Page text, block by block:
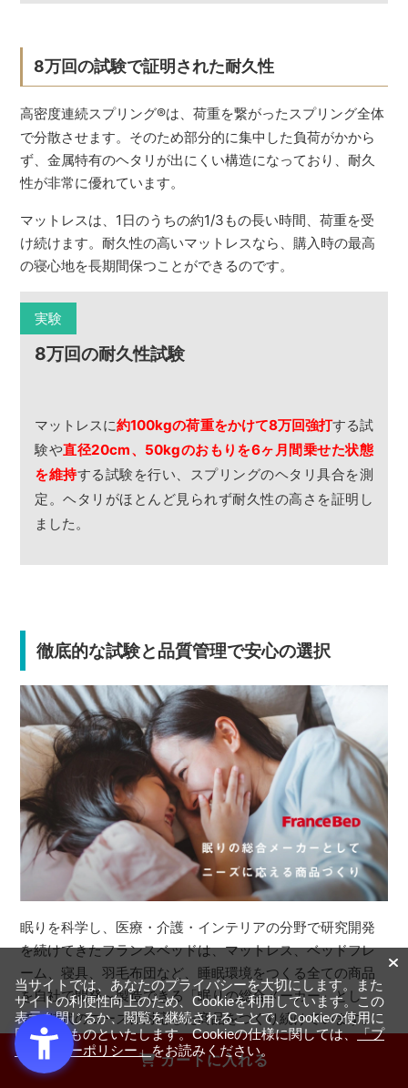
カートに入れる
8万回の試験で証明された耐久性
高密度連続スプリング®は、荷重を繋がったスプリング全体
で分散させます。そのため部分的に集中した負荷がかから
ず、金属特有のヘタリが出にくい構造になっており、耐久
性が非常に優れています。
マットレスは、1日のうちの約1/3もの長い時間、荷重を受
け続けます。耐久性の高いマットレスなら、購入時の最高
の寝心地を長期間保つことができるのです。
実験
8万回の耐久性試験
マットレスに約100kgの荷重をかけて8万回強打する試
験や直径20cm、50kgのおもりを6ヶ月間乗せた状態
を維持する試験を行い、スプリングのヘタリ具合を測
定。ヘタリがほとんど見られず耐久性の高さを証明し
ました。
徹底的な試験と品質管理で安心の選択
眠りを科学し、医療・介護・インテリアの分野で研究開発
を続けてきたフランスベッドは、マットレス、ベッドフレ
ーム、寝具、羽毛布団など、睡眠環境をつくる全ての商品
を自社で開発～製造できる「眠りの総合メーカー」とし
て、時代のニーズに対応した商品をつくり続けています。
当サイトでは、あなたのプライバシーを大切にします。また
サイトの利便性向上のため、Cookieを利用しています。この
表示を閉じるか、閲覧を継続されることで、Cookieの使用に
同意するものといたします。Cookieの仕様に関しては、「プ
ライバシーポリシー」をお読みください。